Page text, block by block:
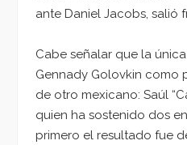
ante Daniel Jacobs, salió
Cabe señalar que la
Gennady Golovkin como
de otro mexicano: Saúl
quien ha sostenido dos
primero el resultado fue